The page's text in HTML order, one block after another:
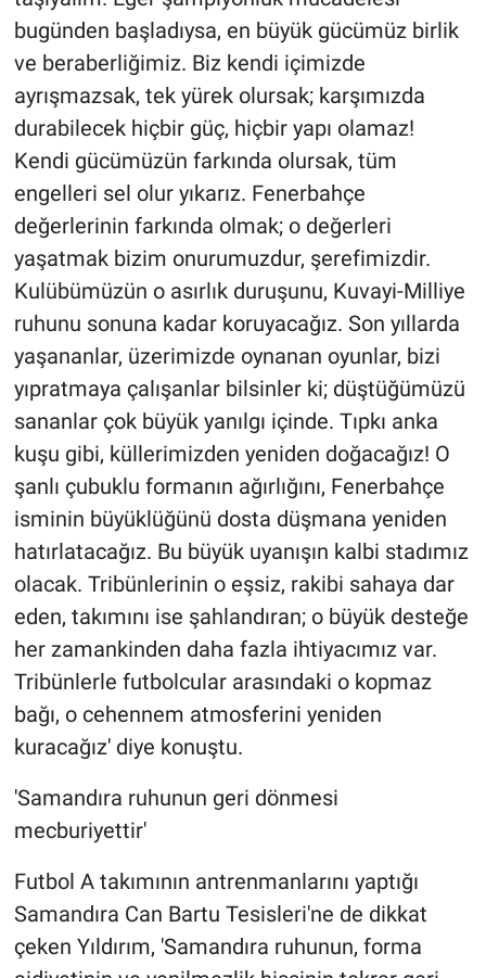
bugünden başladıysa, en büyük gücümüz birlik
ve beraberliğimiz. Biz kendi içimizde
ayrışmazsak, tek yürek olursak; karşımızda
durabilecek hiçbir güç, hiçbir yapı olamaz!
Kendi gücümüzün farkında olursak, tüm
engelleri sel olur yıkarız. Fenerbahçe
değerlerinin farkında olmak; o değerleri
yaşatmak bizim onurumuzdur, şerefimizdir.
Kulübümüzün o asırlık duruşunu, Kuvayi-Milliye
ruhunu sonuna kadar koruyacağız. Son yıllarda
yaşananlar, üzerimizde oynanan oyunlar, bizi
yıpratmaya çalışanlar bilsinler ki; düştüğümüzü
sananlar çok büyük yanılgı içinde. Tıpkı anka
kuşu gibi, küllerimizden yeniden doğacağız! O
şanlı çubuklu formanın ağırlığını, Fenerbahçe
isminin büyüklüğünü dosta düşmana yeniden
hatırlatacağız. Bu büyük uyanışın kalbi stadımız
olacak. Tribünlerinin o eşsiz, rakibi sahaya dar
eden, takımını ise şahlandıran; o büyük desteğe
her zamankinden daha fazla ihtiyacımız var.
Tribünlerle futbolcular arasındaki o kopmaz
bağı, o cehennem atmosferini yeniden
kuracağız' diye konuştu.
'Samandıra ruhunun geri dönmesi
mecburiyettir'
Futbol A takımının antrenmanlarını yaptığı
Samandıra Can Bartu Tesisleri'ne de dikkat
çeken Yıldırım, 'Samandıra ruhunun, forma